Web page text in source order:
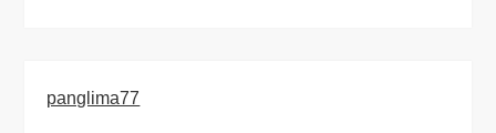
panglima77